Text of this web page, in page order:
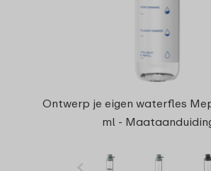
Ontwerp je eigen waterfles
ml -